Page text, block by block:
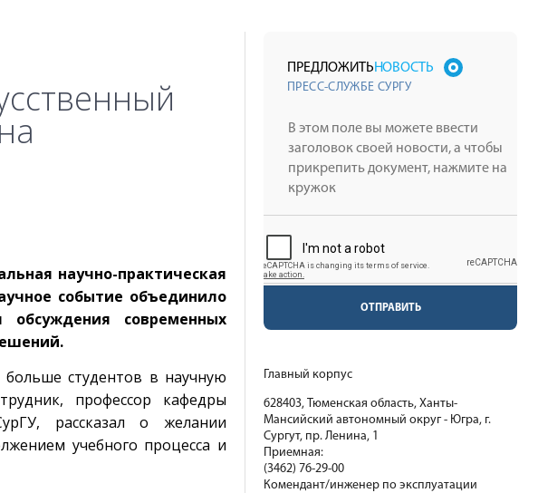
научно-практическая
событие объединило
обсуждения современных
студентов в научную
профессор кафедры
рассказал о желании
учебного процесса и
ПРЕДЛОЖИТЬНОВОСТЬ
ПРЕСС-СЛУЖБЕ СУРГУ
ОТПРАВИТЬ
Главный корпус
628403, Тюменская область, Ханты-
Мансийский автономный округ - Югра, г.
Сургут, пр. Ленина, 1
Приемная:
(3462) 76-29-00
Комендант/инженер по эксплуатации